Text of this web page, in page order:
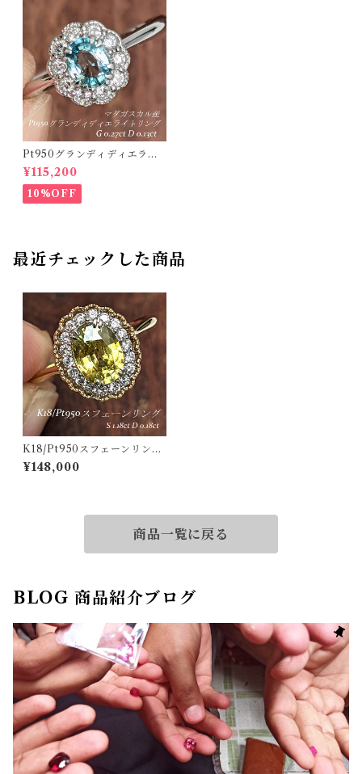
Pt950グランディディエライ
トリング マダガスカル産 グラ
ンディディエライト 0.27ct ダ
イヤモンド 0.13ct【PRO2071
18】
¥115,200
10%OFF
最近チェックした商品
K18/Pt950スフェーンリング
マダガスカル産 スフェーン 1.1
8ct ダイヤモンド 0.18ct【PR
¥148,000
商品一覧に戻る
BLOG 商品紹介ブログ